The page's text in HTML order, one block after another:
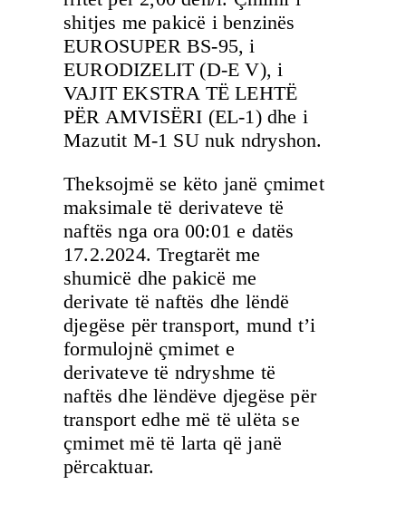
shitjes me pakicë i benzinës
EUROSUPER BS-95, i
EURODIZELIT (D-E V), i
VAJIT EKSTRA TË LEHTË
PËR AMVISËRI (EL-1) dhe i
Mazutit М-1 SU nuk ndryshon.
Theksojmë se këto janë çmimet
maksimale të derivateve të
naftës nga ora 00:01 e datës
17.2.2024. Tregtarët me
shumicë dhe pakicë me
derivate të naftës dhe lëndë
djegëse për transport, mund t’i
formulojnë çmimet e
derivateve të ndryshme të
naftës dhe lëndëve djegëse për
transport edhe më të ulëta se
çmimet më të larta që janë
përcaktuar.